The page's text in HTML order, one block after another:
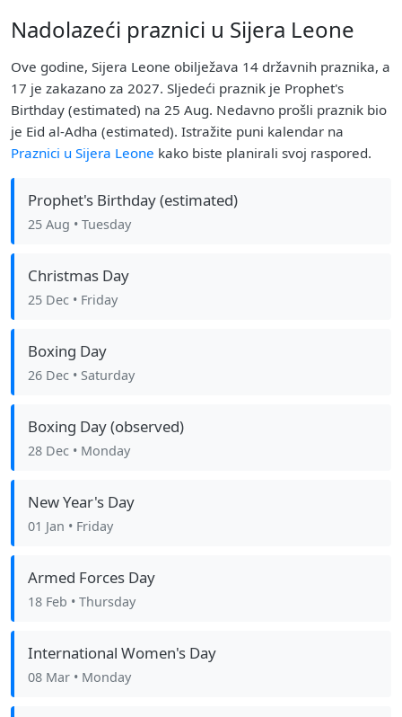
Nadolazeći praznici u Sijera Leone
Ove godine, Sijera Leone obilježava 14 državnih praznika, a
17 je zakazano za 2027. Sljedeći praznik je Prophet's
Birthday (estimated) na 25 Aug. Nedavno prošli praznik bio
je Eid al-Adha (estimated). Istražite puni kalendar na
Praznici u Sijera Leone kako biste planirali svoj raspored.
Prophet's Birthday (estimated)
25 Aug • Tuesday
Christmas Day
25 Dec • Friday
Boxing Day
26 Dec • Saturday
Boxing Day (observed)
28 Dec • Monday
New Year's Day
01 Jan • Friday
Armed Forces Day
18 Feb • Thursday
International Women's Day
08 Mar • Monday